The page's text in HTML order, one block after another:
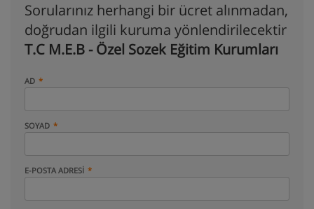
Sorularınız herhangi bir ücret alınmadan,
doğrudan ilgili kuruma yönlendirilecektir
T.C M.E.B - Özel Sozek Eğitim Kurumları
AD
SOYAD
E-POSTA ADRESI